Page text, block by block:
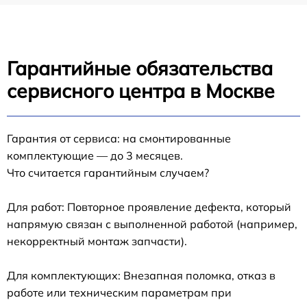
Гарантийные обязательства
сервисного центра в Москве
Гарантия от сервиса: на смонтированные
комплектующие — до 3 месяцев.
Что считается гарантийным случаем?
Для работ: Повторное проявление дефекта, который
напрямую связан с выполненной работой (например,
некорректный монтаж запчасти).
Для комплектующих: Внезапная поломка, отказ в
работе или техническим параметрам при